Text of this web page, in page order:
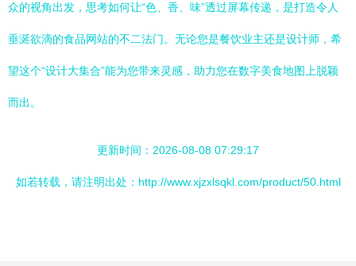
众的视角出发，思考如何让“色、香、味”透过屏幕传递，是打造令人
垂涎欲滴的食品网站的不二法门。无论您是餐饮业主还是设计师，希
望这个“设计大集合”能为您带来灵感，助力您在数字美食地图上脱颖
而出。
更新时间：2026-08-08 07:29:17
如若转载，请注明出处：http://www.xjzxlsqkl.com/product/50.html